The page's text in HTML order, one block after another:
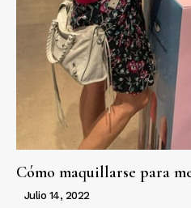
Cómo maquillarse para
Julio 14, 2022